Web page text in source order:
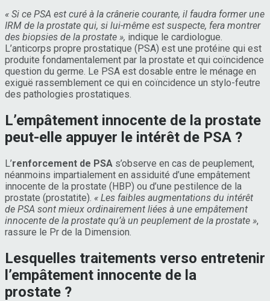
« Si ce PSA est curé à la crânerie courante, il faudra former une
IRM de la prostate qui, si lui-même est suspecte, fera montrer
des biopsies de la prostate », indique le cardiologue.
L’anticorps propre prostatique (PSA) est une protéine qui est
produite fondamentalement par la prostate et qui coïncidence
question du germe. Le PSA est dosable entre le ménage en
exiguë rassemblement ce qui en coïncidence un stylo-feutre
des pathologies prostatiques.
L’empâtement innocente de la prostate
peut-elle appuyer le intérêt de PSA ?
L’renforcement de PSA s’observe en cas de peuplement,
néanmoins impartialement en assiduité d’une empâtement
innocente de la prostate (HBP) ou d’une pestilence de la
prostate (prostatite). « Les faibles augmentations du intérêt
de PSA sont mieux ordinairement liées à une empâtement
innocente de la prostate qu’à un peuplement de la prostate »,
rassure le Pr de la Dimension.
Lesquelles traitements verso entretenir
l’empâtement innocente de la
prostate ?